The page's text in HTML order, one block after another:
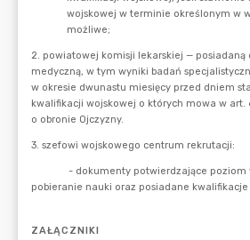
ZAŁĄCZNIKI